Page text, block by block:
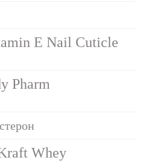
E Nail Cuticle
Pharm
Whey